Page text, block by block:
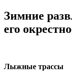
Зимние
его
Лыжные трассы